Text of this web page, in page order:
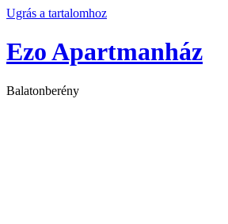
Ugrás a tartalomhoz
Ezo Apartmanház
Balatonberény